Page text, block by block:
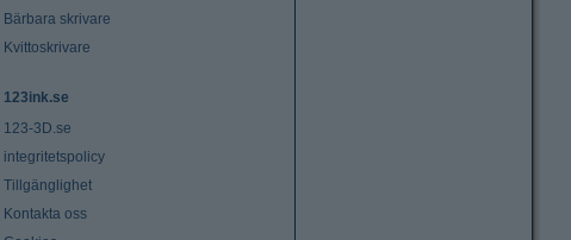
Bärbara skrivare
Kvittoskrivare
123ink.se
123-3D.se
integritetspolicy
Tillgänglighet
Kontakta oss